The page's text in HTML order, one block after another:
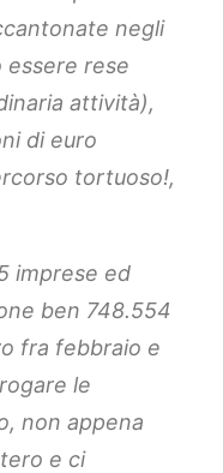
negli
rese
attività),
di euro
tortuoso!,
imprese ed
ben 748.554
fra febbraio e
le
non appena
e ci